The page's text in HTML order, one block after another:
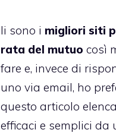
li sono i migliori siti
rata del mutuo così
fare e, invece di
uno via email, ho
questo articolo
efficaci e semplici da